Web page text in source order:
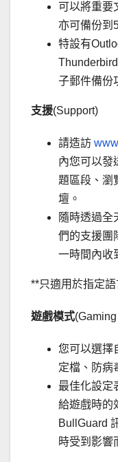
可以將重要
亦可備份到
特設有
子郵件備份
支援(Support)
請造訪
內您可以發
題區段、瀏
壇。
隨時透過全
們的支援團
一時間內收
**只適用於指定
遊戲模式
您可以選擇
定檔、防病
最佳化設定
給遊戲時的
BullGuard
時受到影響